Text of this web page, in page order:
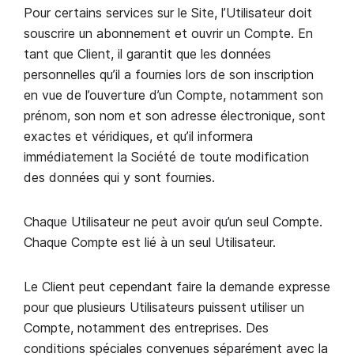
Pour certains services sur le Site, l’Utilisateur doit
souscrire un abonnement et ouvrir un Compte. En
tant que Client, il garantit que les données
personnelles qu’il a fournies lors de son inscription
en vue de l’ouverture d’un Compte, notamment son
prénom, son nom et son adresse électronique, sont
exactes et véridiques, et qu’il informera
immédiatement la Société de toute modification
des données qui y sont fournies.
Chaque Utilisateur ne peut avoir qu’un seul Compte.
Chaque Compte est lié à un seul Utilisateur.
Le Client peut cependant faire la demande expresse
pour que plusieurs Utilisateurs puissent utiliser un
Compte, notamment des entreprises. Des
conditions spéciales convenues séparément avec la